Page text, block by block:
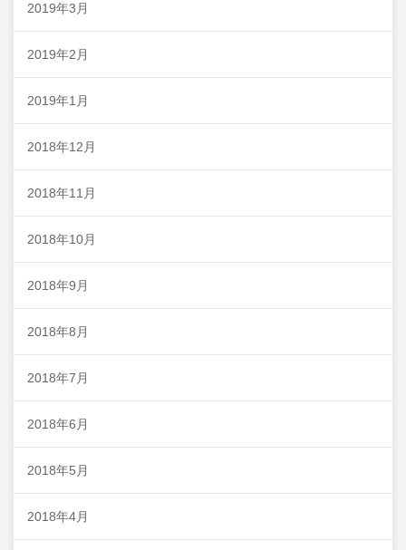
2019年3月
2019年2月
2019年1月
2018年12月
2018年11月
2018年10月
2018年9月
2018年8月
2018年7月
2018年6月
2018年5月
2018年4月